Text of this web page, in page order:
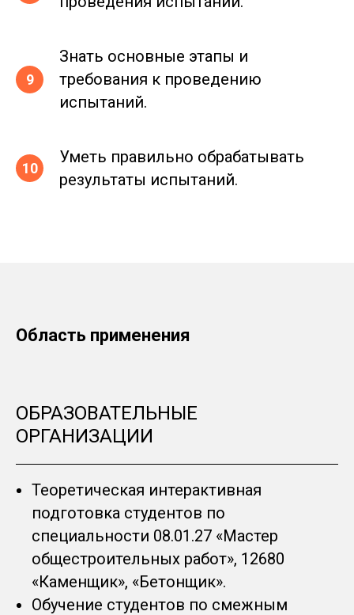
Знать основные этапы и
требования к проведению
испытаний.
Уметь правильно обрабатывать
результаты испытаний.
Область применения
ОБРАЗОВАТЕЛЬНЫЕ
ОРГАНИЗАЦИИ
Теоретическая интерактивная
подготовка студентов по
специальности 08.01.27 «Мастер
общестроительных работ», 12680
«Каменщик», «Бетонщик».
Обучение студентов по смежным